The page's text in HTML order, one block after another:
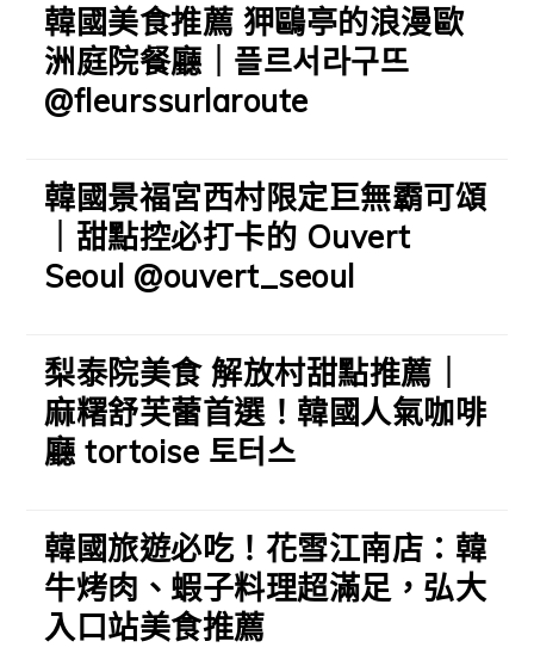
韓國美食推薦 狎鷗亭的浪漫歐
洲庭院餐廳｜플르서라구뜨
@fleurssurlaroute
韓國景福宮西村限定巨無霸可頌
｜甜點控必打卡的 Ouvert
Seoul @ouvert_seoul
梨泰院美食 解放村甜點推薦｜
麻糬舒芙蕾首選！韓國人氣咖啡
廳 tortoise 토터스
韓國旅遊必吃！花雪江南店：韓
牛烤肉、蝦子料理超滿足，弘大
入口站美食推薦